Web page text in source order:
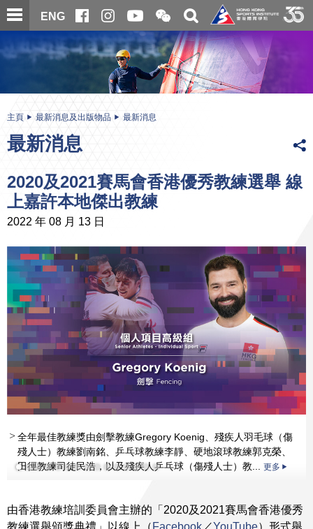
跳
至
內
ENG
開
合
微
信
二
維
碼
關
搜
尋
内
主頁 最新消息及出版物品 最新消息
最新消息
2020及2021賽馬會香港優秀教練選舉 線
上嘉許本地傑出教練
2022 年 08 月 13 日
全年最佳教練獎由劍擊教練Gregory Koenig、殘疾人羽毛球（傷
殘人士）教練劉南銘、乒乓球教練李靜、硬地滾球教練郭克榮、
田徑教練司徒民浩，以及殘疾人乒乓球（傷殘人士）教... 更多
全年最佳教練獎由劍擊教練Gregory Koenig、殘疾人羽毛球（傷
殘人士）教練劉南銘、乒乓球教練李靜、硬地滾球教練郭克榮、
田徑教練司徒民浩，以及殘疾人乒乓球（傷殘人士）教... 更多
更多
更多
更多
更多
更多
更多
更多
更多
更多
由香港教練培訓委員會主辦的「2020及2021賽馬會香港優秀